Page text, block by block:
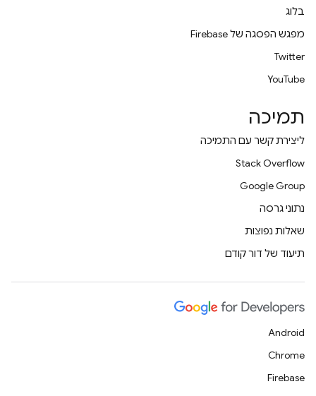
בלוג
מפגש הפסגה של Firebase
Twitter
YouTube
תמיכה
ליצירת קשר עם התמיכה
Stack Overflow
Google Group
נתוני גרסה
שאלות נפוצות
תיעוד של דור קודם
Android
Chrome
Firebase